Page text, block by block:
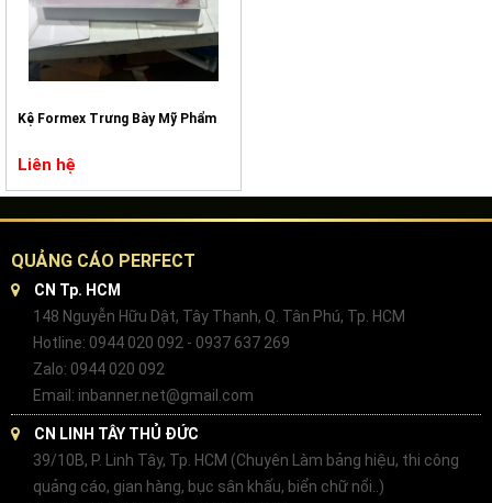
Kệ Formex Trưng Bày Mỹ Phẩm
Liên hệ
QUẢNG CÁO PERFECT
CN Tp. HCM
148 Nguyễn Hữu Dật, Tây Thạnh, Q. Tân Phú, Tp. HCM
Hotline: 0944 020 092 - 0937 637 269
Zalo: 0944 020 092
Email: inbanner.net@gmail.com
CN LINH TÂY THỦ ĐỨC
39/10B, P. Linh Tây, Tp. HCM (Chuyên Làm bảng hiệu, thi công
quảng cáo, gian hàng, bục sân khấu, biển chữ nổi..)